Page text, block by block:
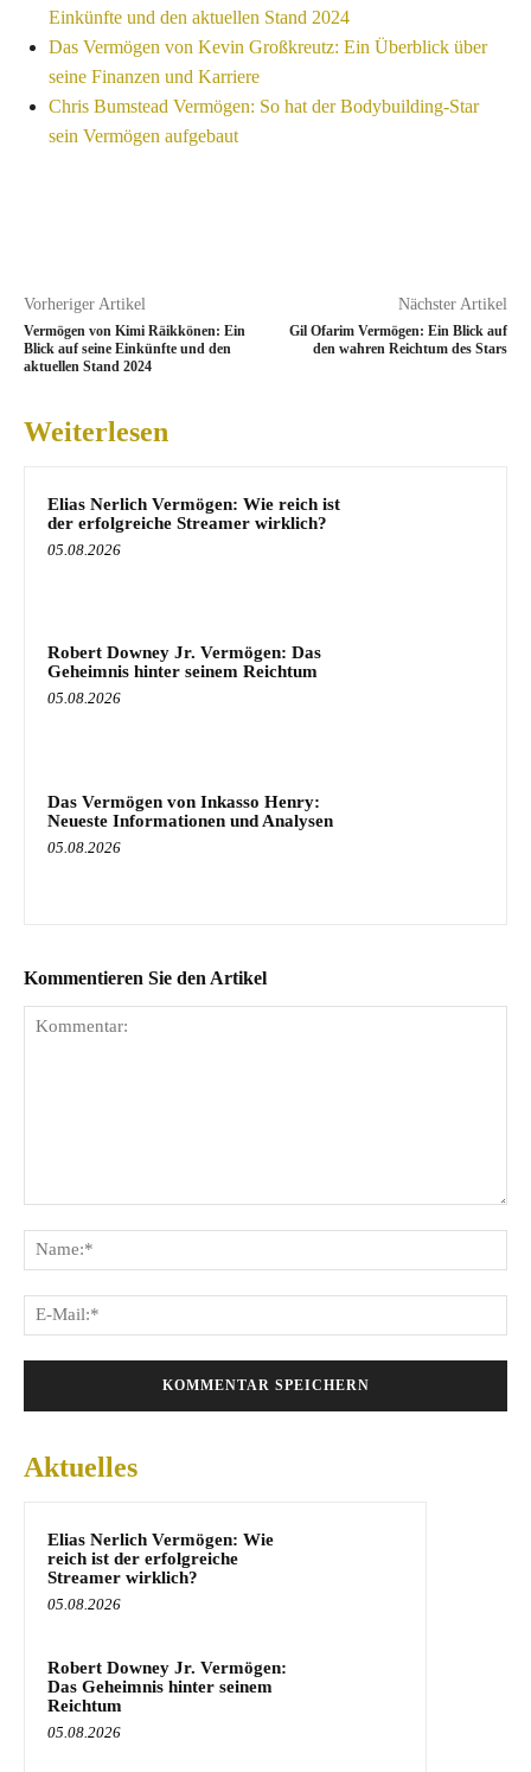
Einkünfte und den aktuellen Stand 2024
Das Vermögen von Kevin Großkreutz: Ein Überblick über
seine Finanzen und Karriere
Chris Bumstead Vermögen: So hat der Bodybuilding-Star
sein Vermögen aufgebaut
Vorheriger Artikel
Vermögen von Kimi Räikkönen: Ein
Blick auf seine Einkünfte und den
aktuellen Stand 2024
Nächster Artikel
Gil Ofarim Vermögen: Ein Blick auf
den wahren Reichtum des Stars
Weiterlesen
Elias Nerlich Vermögen: Wie reich ist
der erfolgreiche Streamer wirklich?
05.08.2026
Robert Downey Jr. Vermögen: Das
Geheimnis hinter seinem Reichtum
05.08.2026
Das Vermögen von Inkasso Henry:
Neueste Informationen und Analysen
05.08.2026
Kommentieren Sie den Artikel
Aktuelles
Elias Nerlich Vermögen: Wie
reich ist der erfolgreiche
Streamer wirklich?
05.08.2026
Robert Downey Jr. Vermögen:
Das Geheimnis hinter seinem
Reichtum
05.08.2026